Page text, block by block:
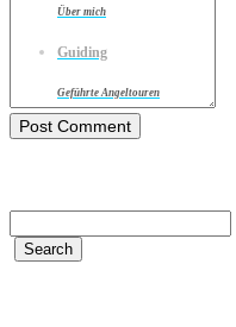
Über mich
Guiding
Geführte Angeltouren